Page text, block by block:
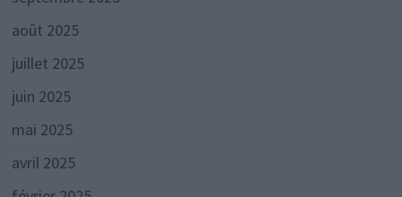
août 2025
juillet 2025
juin 2025
mai 2025
avril 2025